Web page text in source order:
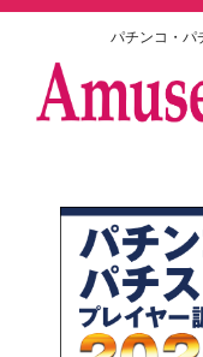
パチンコ・パ